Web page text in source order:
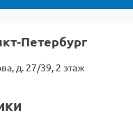
Петербург
д. 27/39, 2 этаж